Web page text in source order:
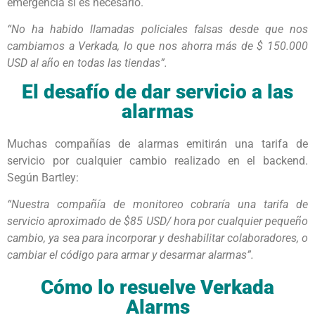
“No ha habido llamadas policiales falsas desde que nos
cambiamos a Verkada, lo que nos ahorra más de $ 150.000
USD al año en todas las tiendas”.
El desafío de dar servicio a las
alarmas
Muchas compañías de alarmas emitirán una tarifa de
servicio por cualquier cambio realizado en el backend.
Según Bartley:
“Nuestra compañía de monitoreo cobraría una tarifa de
servicio aproximado de $85 USD/ hora por cualquier pequeño
cambio, ya sea para incorporar y deshabilitar colaboradores, o
cambiar el código para armar y desarmar alarmas”.
Cómo lo resuelve Verkada
Alarms